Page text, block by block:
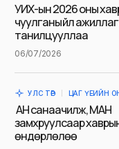
УИХ-ын 2026 оны
чуулганы үйл
танилцууллаа
06/07/2026
УЛС ТӨР ЦАГ ҮЕИЙН
АН санаачилж, МАН
замхруулсаар
өндөрлөлөө